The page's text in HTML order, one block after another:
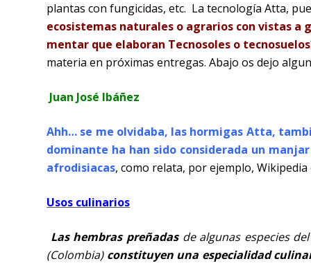
plantas con fungicidas, etc. La tecnología Atta,
ecosistemas naturales o agrarios con vistas a
mentar que elaboran Tecnosoles o
materia en próximas entregas. Abajo os dejo
Juan José Ibáñez
Ahh… se me olvidaba, las hormigas Atta,
dominante ha han sido considerada un
afrodisiacas, como relata, por ejemplo,
Usos culinarios
Las hembras preñadasde algunas especies
(Colombia) constituyen una especialidad